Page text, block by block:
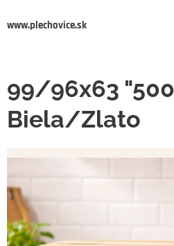
www.plechovice.sk
99/96x63
Biela/Zlato